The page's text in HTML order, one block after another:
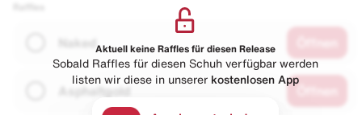
Naked
Asphaltgold
Aktuell keine Raffles für diesen Release
Sobald Raffles für diesen Schuh verfügbar werden
listen wir diese in unserer kostenlosen App